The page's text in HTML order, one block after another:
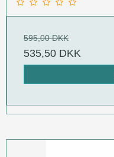
595,00 DKK
535,50 DKK